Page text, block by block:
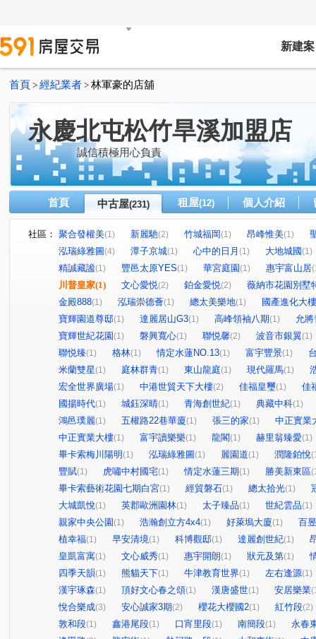
新建案
首頁 > 經紀業者 > 林軍豪的店舖
永慶北屯松竹旱溪加盟店
誠信積極用心負責
首頁 中古屋(231) 租屋(12) 個人介紹
社區： 聚合發權美(1) 新麗馳(2) 竹城福岡(1) 昂峰惟美(1)
泓瑞綠雅圖(4) 潭子京城(1) 心中的日月 (1) 大地城國(1)
精誠藏謐(1) 豐邑太原YES(1) 華宮庭園(1) 惠宇富山居
川普皇家(1) 文心愛悦(2) 鉑金愛悦(2)
薇納市花園別墅
金殿888(1) 泓瑞崇德薈(1) 總太美樂地(1)
國產進化大樓
寶輝園道尊邸(1) 達麗居山G3(1) 高峰領袖八期(1)
允
寶輝世紀花園 (1) 磐興寬心(1) 聯悦馨(2) 波音市銀翼(1)
聯悦臻(1) 格林(1) 情定水蓮NO.13(1) 富宇豐景(1)
米蘭雙星(1) 庭林群青(1) 東山龍庭(1) 現代羅馬(1)
宏全世界廣場(1) 中港世貿天下大樓(2) 佳福皇璽(1)
佳
國揚時代(1) 城鈺深晴(1) 青海創世紀(1) 典藏中科(1)
鴻邑璞麗(1) 五權路22巷華廈(1) 張三的家(1)
中正實業
中正實業大樓(1) 富宇讀樂樂(1) 龍閣(1) 赫里翁臻愛(1)
畢卡索梅川陽明 (1) 泓瑞綠雅圖 (1) 麗園道(1) 潤隆鉑悅
豐賦(1) 虎嘯中村國宅(1) 情定水蓮三期(1) 勝美新東區
畢卡索藝術花園七期白宮(1) 經貿磐石(1) 總太拾光(1)
大城凱悅(1) 英郡歐洲園林(1) 太子臻品(1) 世紀雲品(1)
親家中央公園 (1) 浩瀚創立方4x4(1) 好萊塢大廈(1)
百
植幸福(1) 早安清境(1) 科博觀邸(1) 達麗創世紀(1)
皇凱富寓(1) 文心威秀(1) 惠宇開朗(1) 狀元及第(1)
四季天韻(1) 熊貓天下(1) 牛津教育世界(1) 左右逢源(1)
漢宇琢森(1) 頂好文心春之頌(1) 漢唐盛世(1) 安居樂業
悅合樂成(3) 安心誠家3期(2) 櫻花大櫻國2(1) 紅竹段(2)
敦和段(1) 鑫港尾段(1) 口宵里段(1) 南簡段(1)
永春